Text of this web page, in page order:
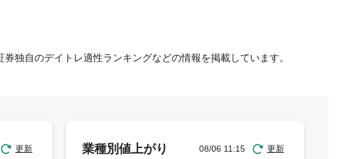
独自のデイトレ適性ランキングなどの情報を掲載しています。